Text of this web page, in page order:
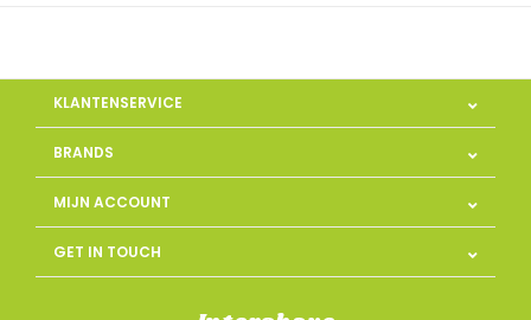
KLANTENSERVICE
BRANDS
MIJN ACCOUNT
GET IN TOUCH